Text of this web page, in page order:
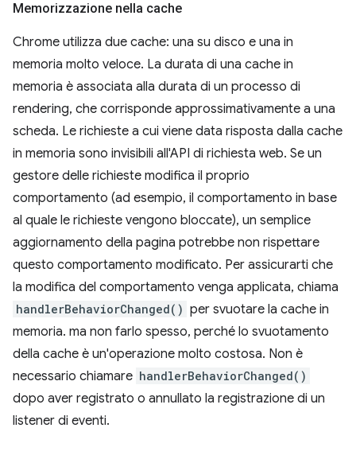
Memorizzazione nella cache
Chrome utilizza due cache: una su disco e una in
memoria molto veloce. La durata di una cache in
memoria è associata alla durata di un processo di
rendering, che corrisponde approssimativamente a una
scheda. Le richieste a cui viene data risposta dalla cache
in memoria sono invisibili all'API di richiesta web. Se un
gestore delle richieste modifica il proprio
comportamento (ad esempio, il comportamento in base
al quale le richieste vengono bloccate), un semplice
aggiornamento della pagina potrebbe non rispettare
questo comportamento modificato. Per assicurarti che
la modifica del comportamento venga applicata, chiama
handlerBehaviorChanged() per svuotare la cache in
memoria. ma non farlo spesso, perché lo svuotamento
della cache è un'operazione molto costosa. Non è
necessario chiamare handlerBehaviorChanged()
dopo aver registrato o annullato la registrazione di un
listener di eventi.